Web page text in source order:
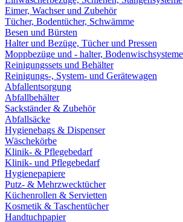
Eimer, Wachser und Zubehör
Tücher, Bodentücher, Schwämme
Besen und Bürsten
Halter und Bezüge, Tücher und Pressen
Moppbezüge und - halter, Bodenwischsysteme
Reinigungssets und Behälter
Reinigungs-, System- und Gerätewagen
Abfallentsorgung
Abfallbehälter
Sackständer & Zubehör
Abfallsäcke
Hygienebags & Dispenser
Wäschekörbe
Klinik- & Pflegebedarf
Klinik- und Pflegebedarf
Hygienepapiere
Putz- & Mehrzwecktücher
Küchenrollen & Servietten
Kosmetik & Taschentücher
Handtuchpapier